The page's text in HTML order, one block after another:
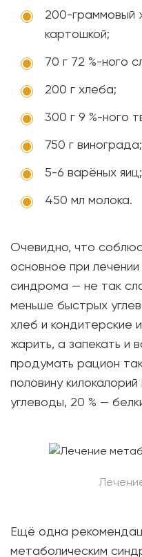
200-граммовый
картошкой;
70 г 72 %-ного
200 г хлеба;
300 г 9 %-ного
750 г винограда;
5-6 варёных яиц;
450 мл молока.
Очевидно, что
основное при
синдрома — не так
меньше быстрых
хлеб и кондитерские
жарить, а запекать и
продумать рацион
половину
углеводы, 20 % —
Ещё одна
метаболическим